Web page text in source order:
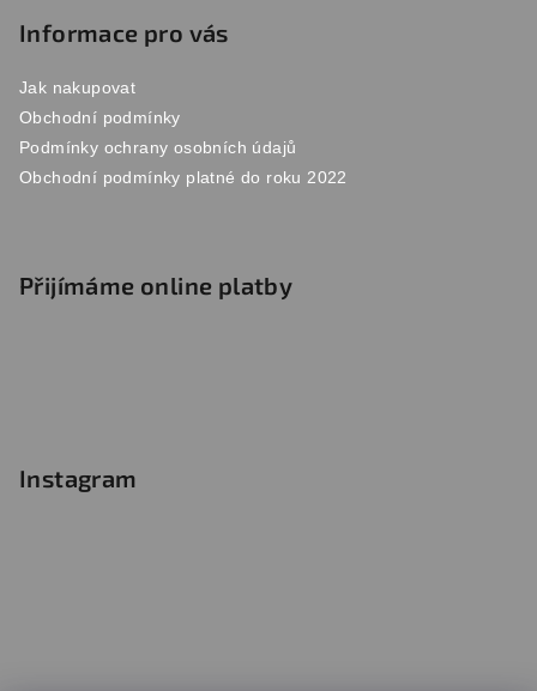
Informace pro vás
Jak nakupovat
Obchodní podmínky
Podmínky ochrany osobních údajů
Obchodní podmínky platné do roku 2022
Přijímáme online platby
Instagram